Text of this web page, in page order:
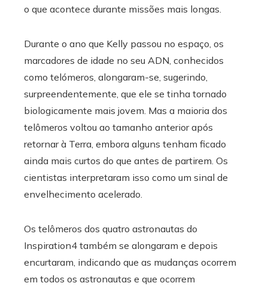
o que acontece durante missões mais longas.
Durante o ano que Kelly passou no espaço, os
marcadores de idade no seu ADN, conhecidos
como telómeros, alongaram-se, sugerindo,
surpreendentemente, que ele se tinha tornado
biologicamente mais jovem. Mas a maioria dos
telômeros voltou ao tamanho anterior após
retornar à Terra, embora alguns tenham ficado
ainda mais curtos do que antes de partirem. Os
cientistas interpretaram isso como um sinal de
envelhecimento acelerado.
Os telômeros dos quatro astronautas do
Inspiration4 também se alongaram e depois
encurtaram, indicando que as mudanças ocorrem
em todos os astronautas e que ocorrem